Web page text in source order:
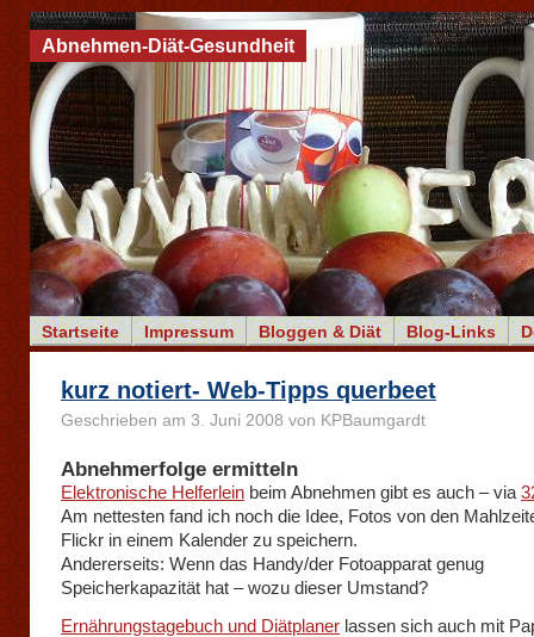
Startseite Impressum Bloggen & Diät Blog-Links
Abnehmen-Diät-Gesundheit
kurz notiert- Web-Tipps querbeet
Geschrieben am 3. Juni 2008 von KPBaumgardt
Abnehmerfolge ermitteln
Elektronische Helferlein beim Abnehmen gibt es auch – via
Am nettesten fand ich noch die Idee, Fotos von den
Flickr in einem Kalender zu speichern.
Andererseits: Wenn das Handy/der Fotoapparat genug
Speicherkapazität hat – wozu dieser Umstand?
Ernährungstagebuch und Diätplaner lassen sich auch mit